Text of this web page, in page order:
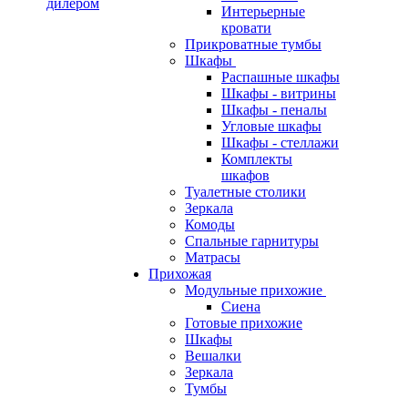
дилером
Интерьерные
кровати
Прикроватные тумбы
Шкафы
Распашные шкафы
Шкафы - витрины
Шкафы - пеналы
Угловые шкафы
Шкафы - стеллажи
Комплекты
шкафов
Туалетные столики
Зеркала
Комоды
Спальные гарнитуры
Матрасы
Прихожая
Модульные прихожие
Сиена
Готовые прихожие
Шкафы
Вешалки
Зеркала
Тумбы